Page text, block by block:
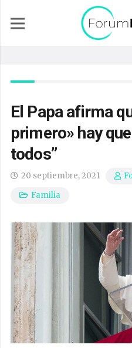
El Papa afirma
primero» hay
todos”
20 septiembre, 2021
Familia